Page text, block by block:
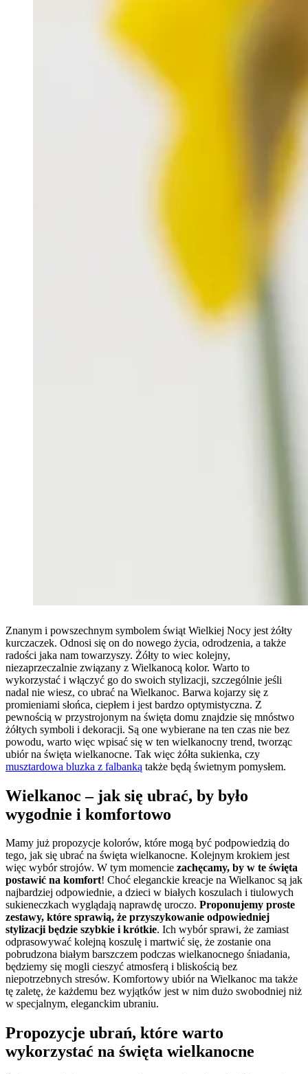
Znanym i powszechnym symbolem świąt Wielkiej Nocy jest żółty
kurczaczek. Odnosi się on do nowego życia, odrodzenia, a także
radości jaka nam towarzyszy. Żółty to wiec kolejny,
niezaprzeczalnie związany z Wielkanocą kolor. Warto to
wykorzystać i włączyć go do swoich stylizacji, szczególnie jeśli
nadal nie wiesz, co ubrać na Wielkanoc. Barwa kojarzy się z
promieniami słońca, ciepłem i jest bardzo optymistyczna. Z
pewnością w przystrojonym na święta domu znajdzie się mnóstwo
żółtych symboli i dekoracji. Są one wybierane na ten czas nie bez
powodu, warto więc wpisać się w ten wielkanocny trend, tworząc
ubiór na święta wielkanocne. Tak więc żółta sukienka, czy
musztardowa bluzka z falbanką także będą świetnym pomysłem.
Wielkanoc – jak się ubrać, by było
wygodnie i komfortowo
Mamy już propozycje kolorów, które mogą być podpowiedzią do
tego, jak się ubrać na święta wielkanocne. Kolejnym krokiem jest
więc wybór strojów. W tym momencie zachęcamy, by w te święta
postawić na komfort! Choć eleganckie kreacje na Wielkanoc są jak
najbardziej odpowiednie, a dzieci w białych koszulach i tiulowych
sukieneczkach wyglądają naprawdę uroczo. Proponujemy proste
zestawy, które sprawią, że przyszykowanie odpowiedniej
stylizacji będzie szybkie i krótkie. Ich wybór sprawi, że zamiast
odprasowywać kolejną koszulę i martwić się, że zostanie ona
pobrudzona białym barszczem podczas wielkanocnego śniadania,
będziemy się mogli cieszyć atmosferą i bliskością bez
niepotrzebnych stresów. Komfortowy ubiór na Wielkanoc ma także
tę zaletę, że każdemu bez wyjątków jest w nim dużo swobodniej niż
w specjalnym, eleganckim ubraniu.
Propozycje ubrań, które warto
wykorzystać na święta wielkanocne